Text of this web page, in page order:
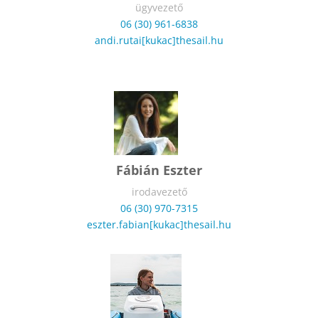
ügyvezető
06 (30) 961-6838
andi.rutai[kukac]thesail.hu
Fábián Eszter
irodavezető
06 (30) 970-7315
eszter.fabian[kukac]thesail.hu